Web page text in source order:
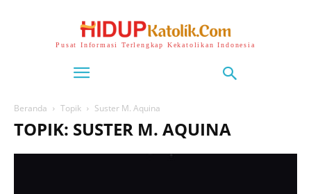
Pusat Informasi Terlengkap Kekatolikan Indonesia
Beranda Topik Suster M. Aquina
TOPIK: SUSTER M. AQUINA